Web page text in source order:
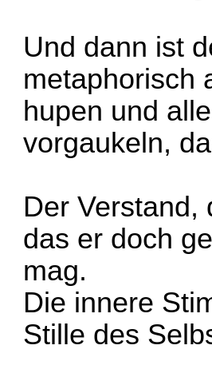
Und dann ist
metaphorisch
hupen und
vorgaukeln,
Der Verstand,
das er doch
mag.
Die innere
Stille des